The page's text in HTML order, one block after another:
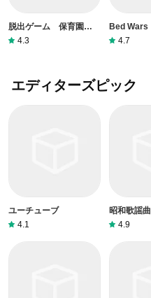
脱出ゲーム 保育園から
の脱出！
4.3
Bed Wars
4.7
エディターズピック
ユーチューブ
4.1
昭和歌謡曲
4.9